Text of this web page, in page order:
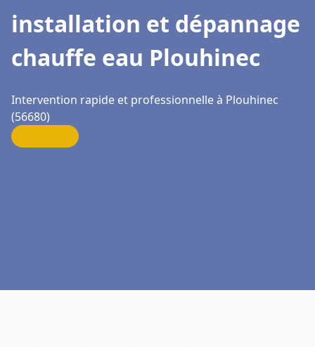
installation et dépannage
chauffe eau Plouhinec
Intervention rapide et professionnelle à Plouhinec
(56680)